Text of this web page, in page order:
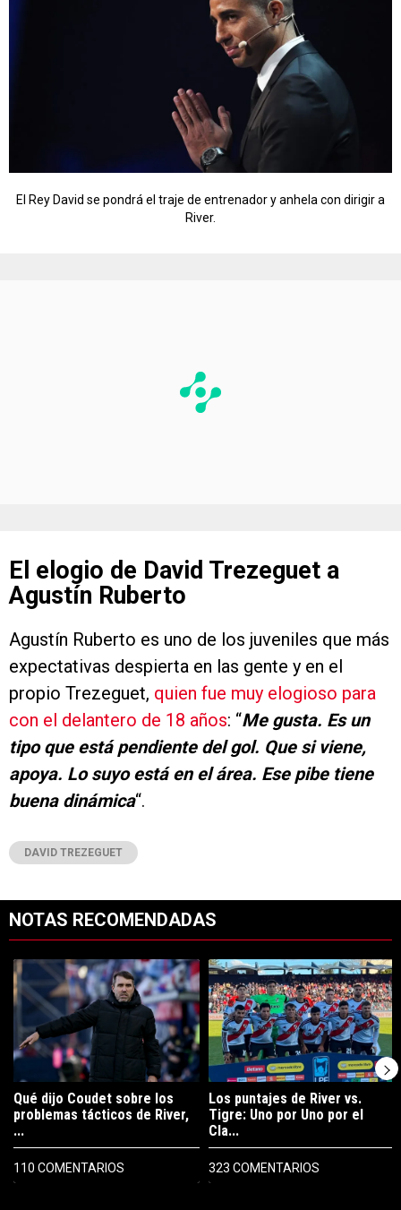
El Rey David se pondrá el traje de entrenador y anhela con dirigir a
River.
El elogio de David Trezeguet a
Agustín Ruberto
Agustín Ruberto es uno de los juveniles que más
expectativas despierta en las gente y en el
propio Trezeguet, quien fue muy elogioso para
con el delantero de 18 años: “Me gusta. Es un
tipo que está pendiente del gol. Que si viene,
apoya. Lo suyo está en el área. Ese pibe tiene
buena dinámica“.
DAVID TREZEGUET
NOTAS RECOMENDADAS
Un artículo de tendencia con el título "Qué dijo Coudet sobre los
Qué dijo Coudet sobre los
problemas tácticos de River,
...
110 COMENTARIOS
Un artículo de tendencia con el
Los puntajes de River vs.
Tigre: Uno por Uno por el
Cla...
323 COMENTARIOS